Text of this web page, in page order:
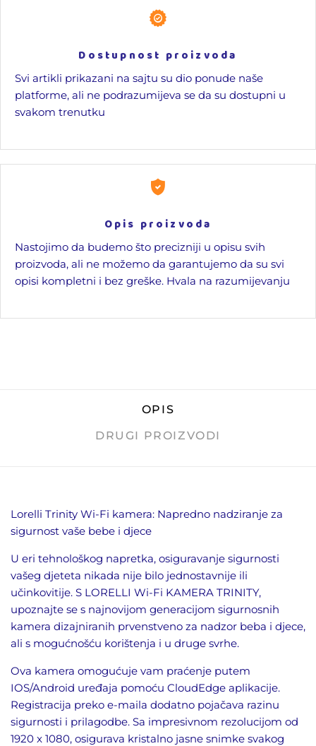
Dostupnost proizvoda
Svi artikli prikazani na sajtu su dio ponude naše
platforme, ali ne podrazumijeva se da su dostupni u
svakom trenutku
Opis proizvoda
Nastojimo da budemo što precizniji u opisu svih
proizvoda, ali ne možemo da garantujemo da su svi
opisi kompletni i bez greške. Hvala na razumijevanju
OPIS
DRUGI PROIZVODI
Lorelli Trinity Wi-Fi kamera: Napredno nadziranje za
sigurnost vaše bebe i djece
U eri tehnološkog napretka, osiguravanje sigurnosti
vašeg djeteta nikada nije bilo jednostavnije ili
učinkovitije. S LORELLI Wi-Fi KAMERA TRINITY,
upoznajte se s najnovijom generacijom sigurnosnih
kamera dizajniranih prvenstveno za nadzor beba i djece,
ali s mogućnošću korištenja i u druge svrhe.
Ova kamera omogućuje vam praćenje putem
IOS/Android uređaja pomoću CloudEdge aplikacije.
Registracija preko e-maila dodatno pojačava razinu
sigurnosti i prilagodbe. Sa impresivnom rezolucijom od
1920 x 1080, osigurava kristalno jasne snimke svakog